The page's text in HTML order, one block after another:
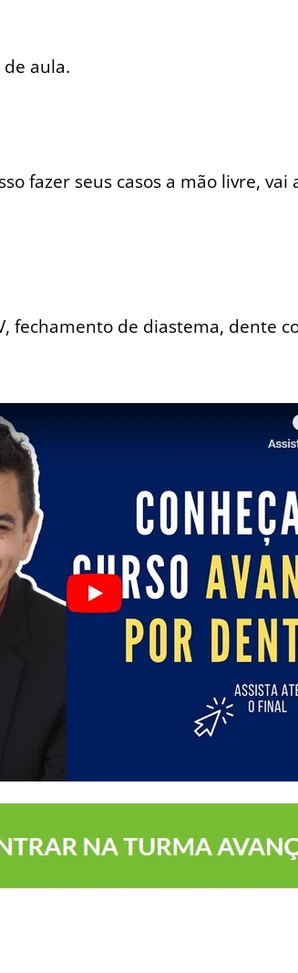
aula.
fazer seus casos a mão livre,
fechamento de diastema,